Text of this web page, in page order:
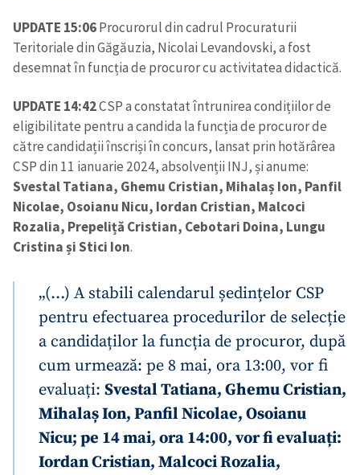
UPDATE 15:06Procurorul din cadrul Procuraturii
Teritoriale din Găgăuzia, Nicolai Levandovski, a fost
desemnat în funcția de procuror cu activitatea didactică.
UPDATE 14:42CSP a constatat întrunirea condițiilor de
eligibilitate pentru a candida la funcția de procuror de
către candidații înscriși în concurs, lansat prin hotărârea
CSP din 11 ianuarie 2024, absolvenții INJ, și anume:
Svestal Tatiana, Ghemu Cristian, Mihalaș Ion, Panfil
Nicolae, Osoianu Nicu, Iordan Cristian, Malcoci
Rozalia, Prepeliță Cristian, Cebotari Doina, Lungu
Cristina și Stici Ion.
„(…) A stabili calendarul ședințelor CSP
pentru efectuarea procedurilor de selecție
a candidaților la funcția de procuror, după
cum urmează: pe 8 mai, ora 13:00, vor fi
evaluați: Svestal Tatiana, Ghemu Cristian,
Mihalaș Ion, Panfil Nicolae, Osoianu
Nicu; pe 14 mai, ora 14:00, vor fi evaluați:
Iordan Cristian, Malcoci Rozalia,